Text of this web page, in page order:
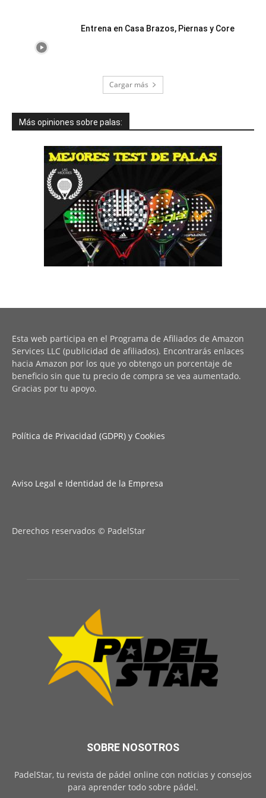
Entrena en Casa Brazos, Piernas y Core
Cargar más
Más opiniones sobre palas:
Esta web participa en el Programa de Afiliados de Amazon
Services LLC (publicidad de afiliados). Encontrarás enlaces
hacia Amazon por los que yo obtengo un porcentaje de
beneficio sin que tu precio de compra se vea aumentado.
Gracias por tu apoyo.
Política de Privacidad (GDPR) y Cookies
Aviso Legal e Identidad de la Empresa
Derechos reservados © PadelStar
SOBRE NOSOTROS
PadelStar, tu revista de pádel online con noticias y consejos
para aprender todo sobre pádel.